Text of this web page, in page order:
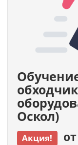
Оскол)
Акция! от